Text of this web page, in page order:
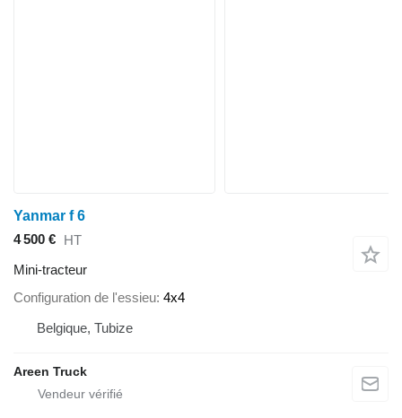
Yanmar f 6
4 500 €
HT
Mini-tracteur
Configuration de l'essieu 4x4
Belgique, Tubize
Areen Truck